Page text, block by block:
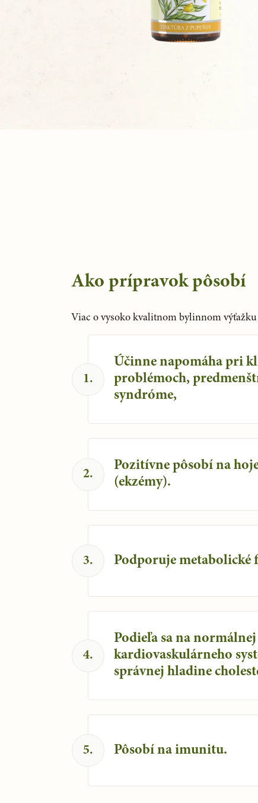
Ako prípravok pôsobí
Viac o vysoko kvalitnom bylinnom
1.
Účinne napomáha pri
problémoch,
syndróme,
2.
Pozitívne pôsobí na
(ekzémy).
3. Podporuje metabolické
4.
Podieľa sa na
kardiovaskulárneho
správnej hladine
5. Pôsobí na imunitu.